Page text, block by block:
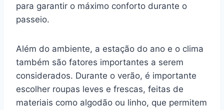
para garantir o máximo conforto durante o
passeio.
Além do ambiente, a estação do ano e o clima
também são fatores importantes a serem
considerados. Durante o verão, é importante
escolher roupas leves e frescas, feitas de
materiais como algodão ou linho, que permitem